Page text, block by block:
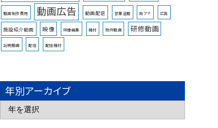
動画制作費用 動画広告 動画配信 営業活動 局アナ 広告
施設紹介動画 映像 映像編集 機材 物件動画 研修動画
説明動画 配信 配信機材
年別アーカイブ